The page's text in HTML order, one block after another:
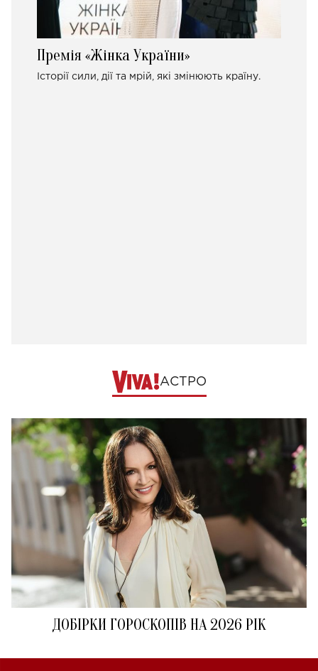
Премія «Жінка України»
Історії сили, дії та мрій, які змінюють країну.
АСТРО
ДОБІРКИ ГОРОСКОПІВ НА 2026 РІК